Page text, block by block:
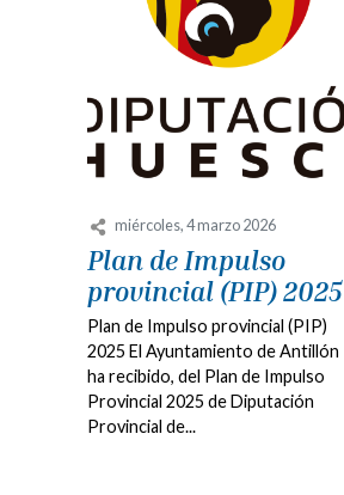
miércoles, 4 marzo 2026
Plan de Impulso
provincial (PIP) 2025
Plan de Impulso provincial (PIP)
2025 El Ayuntamiento de Antillón
ha recibido, del Plan de Impulso
Provincial 2025 de Diputación
Provincial de...